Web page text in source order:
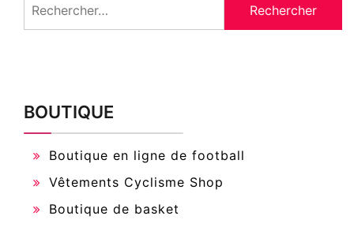
BOUTIQUE
Boutique en ligne de football
Vêtements Cyclisme Shop
Boutique de basket